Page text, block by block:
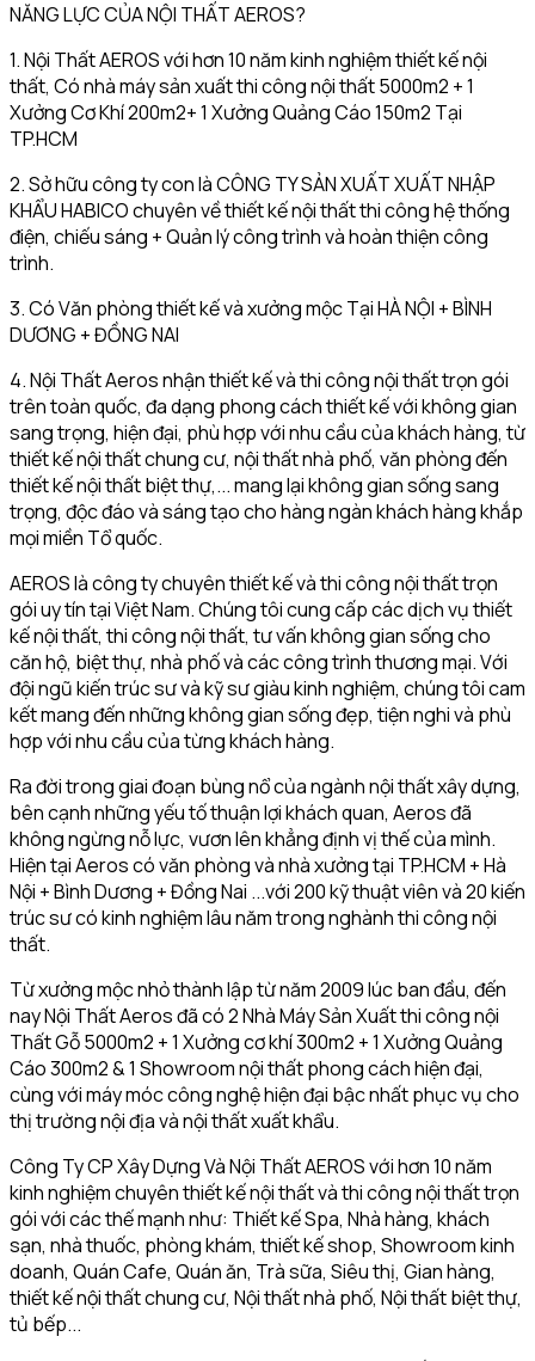
NĂNG LỰC CỦA NỘI THẤT AEROS?
1. Nội Thất AEROS với hơn 10 năm kinh nghiệm thiết kế nội
thất, Có nhà máy sản xuất thi công nội thất 5000m2 + 1
Xưởng Cơ Khí 200m2+ 1 Xưởng Quảng Cáo 150m2 Tại
TP.HCM
2. Sở hữu công ty con là CÔNG TY SẢN XUẤT XUẤT NHẬP
KHẨU HABICO chuyên về thiết kế nội thất thi công hệ thống
điện, chiếu sáng + Quản lý công trình và hoàn thiện công
trình.
3. Có Văn phòng thiết kế và xưởng mộc Tại HÀ NỘI + BÌNH
DƯƠNG + ĐỒNG NAI
4. Nội Thất Aeros nhận thiết kế và thi công nội thất trọn gói
trên toàn quốc, đa dạng phong cách thiết kế với không gian
sang trọng, hiện đại, phù hợp với nhu cầu của khách hàng, từ
thiết kế nội thất chung cư, nội thất nhà phố, văn phòng đến
thiết kế nội thất biệt thự,... mang lại không gian sống sang
trọng, độc đáo và sáng tạo cho hàng ngàn khách hàng khắp
mọi miền Tổ quốc.
AEROS là công ty chuyên thiết kế và thi công nội thất trọn
gói uy tín tại Việt Nam. Chúng tôi cung cấp các dịch vụ thiết
kế nội thất, thi công nội thất, tư vấn không gian sống cho
căn hộ, biệt thự, nhà phố và các công trình thương mại. Với
đội ngũ kiến trúc sư và kỹ sư giàu kinh nghiệm, chúng tôi cam
kết mang đến những không gian sống đẹp, tiện nghi và phù
hợp với nhu cầu của từng khách hàng.
Ra đời trong giai đoạn bùng nổ của ngành nội thất xây dựng,
bên cạnh những yếu tố thuận lợi khách quan, Aeros đã
không ngừng nỗ lực, vươn lên khẳng định vị thế của mình.
Hiện tại Aeros có văn phòng và nhà xưởng tại TP.HCM + Hà
Nội + Bình Dương + Đồng Nai ...với 200 kỹ thuật viên và 20 kiến
trúc sư có kinh nghiệm lâu năm trong nghành thi công nội
thất.
Từ xưởng mộc nhỏ thành lập từ năm 2009 lúc ban đầu, đến
nay Nội Thất Aeros đã có 2 Nhà Máy Sản Xuất thi công nội
Thất Gỗ 5000m2 + 1 Xưởng cơ khí 300m2 + 1 Xưởng Quảng
Cáo 300m2 & 1 Showroom nội thất phong cách hiện đại,
cùng với máy móc công nghệ hiện đại bậc nhất phục vụ cho
thị trường nội địa và nội thất xuất khẩu.
Công Ty CP Xây Dựng Và Nội Thất AEROS với hơn 10 năm
kinh nghiệm chuyên thiết kế nội thất và thi công nội thất trọn
gói với các thế mạnh như: Thiết kế Spa, Nhà hàng, khách
sạn, nhà thuốc, phòng khám, thiết kế shop, Showroom kinh
doanh, Quán Cafe, Quán ăn, Trà sữa, Siêu thị, Gian hàng,
thiết kế nội thất chung cư, Nội thất nhà phố, Nội thất biệt thự,
tủ bếp...